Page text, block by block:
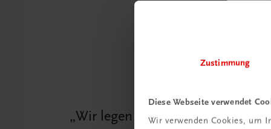
Zustimmung
Diese Webseite verwendet
Wir verwenden Cookies, um
Wir legen in unseren Büchern